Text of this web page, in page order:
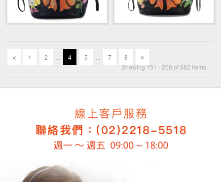
1 2 4 5 7
8
Showing 151 - 200 of 382 items